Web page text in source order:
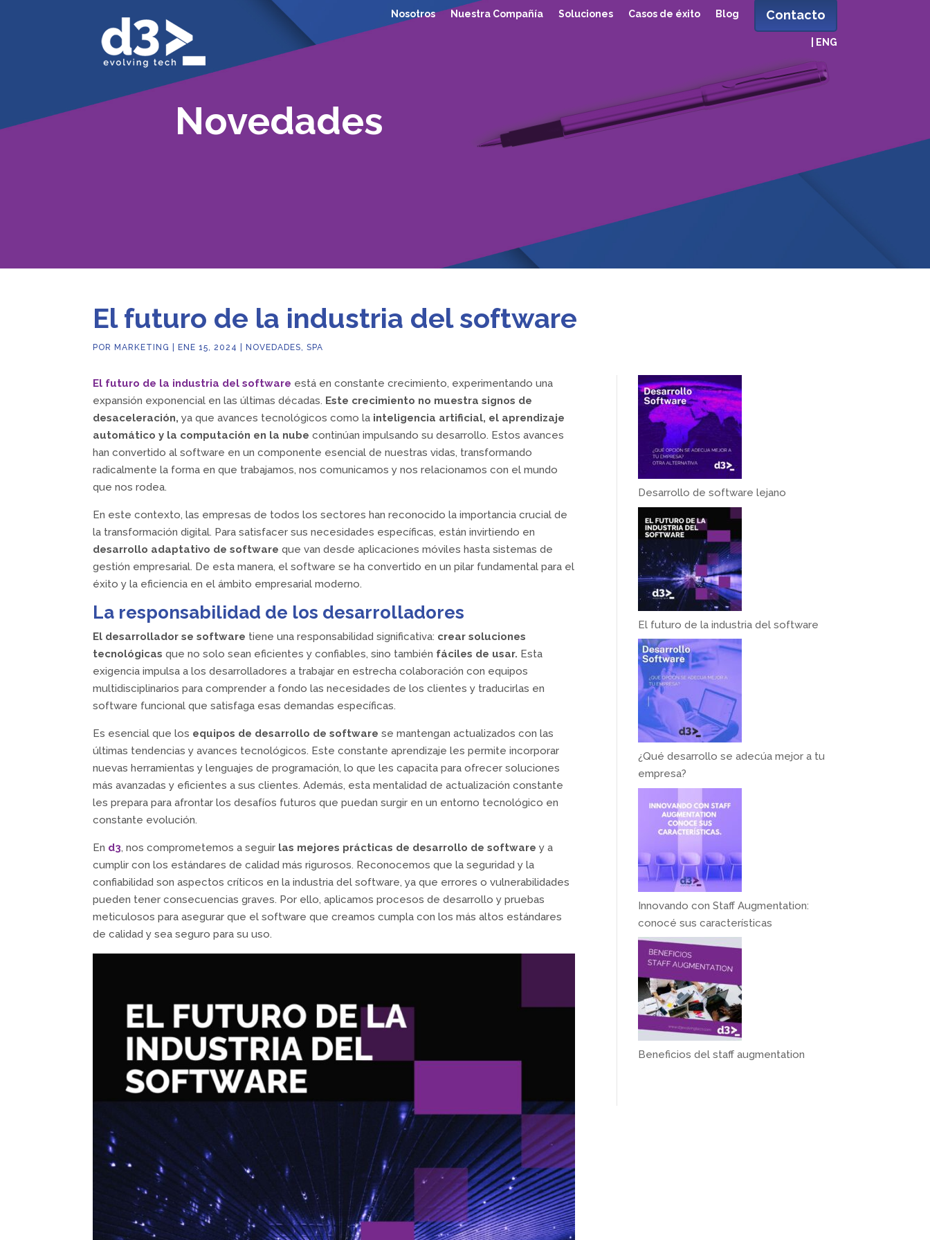
Nosotros Nuestra Compañía Soluciones Casos de éxito Blog Contacto
| ENG
Novedades
El futuro de la industria del software
POR MARKETING ENE 15, 2024 NOVEDADES,SPA
El futuro de la industria del software está en constante crecimiento, experimentando una
expansión exponencial en las últimas décadas. Este crecimiento no muestra signos de
desaceleración, ya que avances tecnológicos como la inteligencia artificial, el aprendizaje
automático y la computación en la nubecontinúan impulsando su desarrollo. Estos avances
han convertido al software en un componente esencial de nuestras vidas, transformando
radicalmente la forma en que trabajamos, nos comunicamos y nos relacionamos con el mundo
que nos rodea.
En este contexto, las empresas de todos los sectores han reconocido la importancia crucial de
la transformación digital. Para satisfacer sus necesidades específicas, están invirtiendo en
desarrollo adaptativo de software que van desde aplicaciones móviles hasta sistemas de
gestión empresarial. De esta manera, el software se ha convertido en un pilar fundamental para el
éxito y la eficiencia en el ámbito empresarial moderno.
La responsabilidad de los desarrolladores
El desarrollador se software tiene una responsabilidad significativa: crear soluciones
tecnológicas que no solo sean eficientes y confiables, sino también fáciles de usar. Esta
exigencia impulsa a los desarrolladores a trabajar en estrecha colaboración con equipos
multidisciplinarios para comprender a fondo las necesidades de los clientes y traducirlas en
software funcional que satisfaga esas demandas específicas.
Es esencial que los equipos de desarrollo de software se mantengan actualizados con las
últimas tendencias y avances tecnológicos. Este constante aprendizaje les permite incorporar
nuevas herramientas y lenguajes de programación, lo que les capacita para ofrecer soluciones
más avanzadas y eficientes a sus clientes. Además, esta mentalidad de actualización constante
les prepara para afrontar los desafíos futuros que puedan surgir en un entorno tecnológico en
constante evolución.
En d3, nos comprometemos a seguir las mejores prácticas de desarrollo de software y a
cumplir con los estándares de calidad más rigurosos. Reconocemos que la seguridad y la
confiabilidad son aspectos críticos en la industria del software, ya que errores o vulnerabilidades
pueden tener consecuencias graves. Por ello, aplicamos procesos de desarrollo y pruebas
meticulosos para asegurar que el software que creamos cumpla con los más altos estándares
de calidad y sea seguro para su uso.
Desarrollo de software lejano
El futuro de la industria del software
¿Qué desarrollo se adecúa mejor a tu
empresa?
Innovando con Staff Augmentation:
conocé sus características
Beneficios del staff augmentation